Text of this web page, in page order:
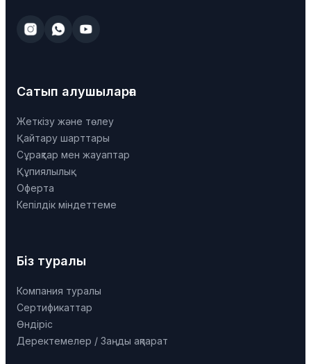
Сатып алушыларға
Жеткізу және төлеу
Қайтару шарттары
Сұрақтар мен жауаптар
Құпиялылық
Оферта
Кепілдік міндеттеме
Біз туралы
Компания туралы
Сертификаттар
Өндіріс
Деректемелер / Заңды ақпарат